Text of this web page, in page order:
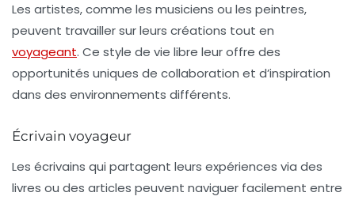
Les artistes, comme les musiciens ou les peintres,
peuvent travailler sur leurs créations tout en
voyageant. Ce style de vie libre leur offre des
opportunités uniques de collaboration et d’inspiration
dans des environnements différents.
Écrivain voyageur
Les écrivains qui partagent leurs expériences via des
livres ou des articles peuvent naviguer facilement entre